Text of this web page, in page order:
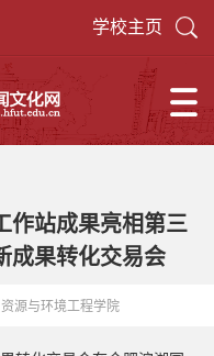
学校主页
作站成果亮相第三
成果转化交易会
源与环境工程学院